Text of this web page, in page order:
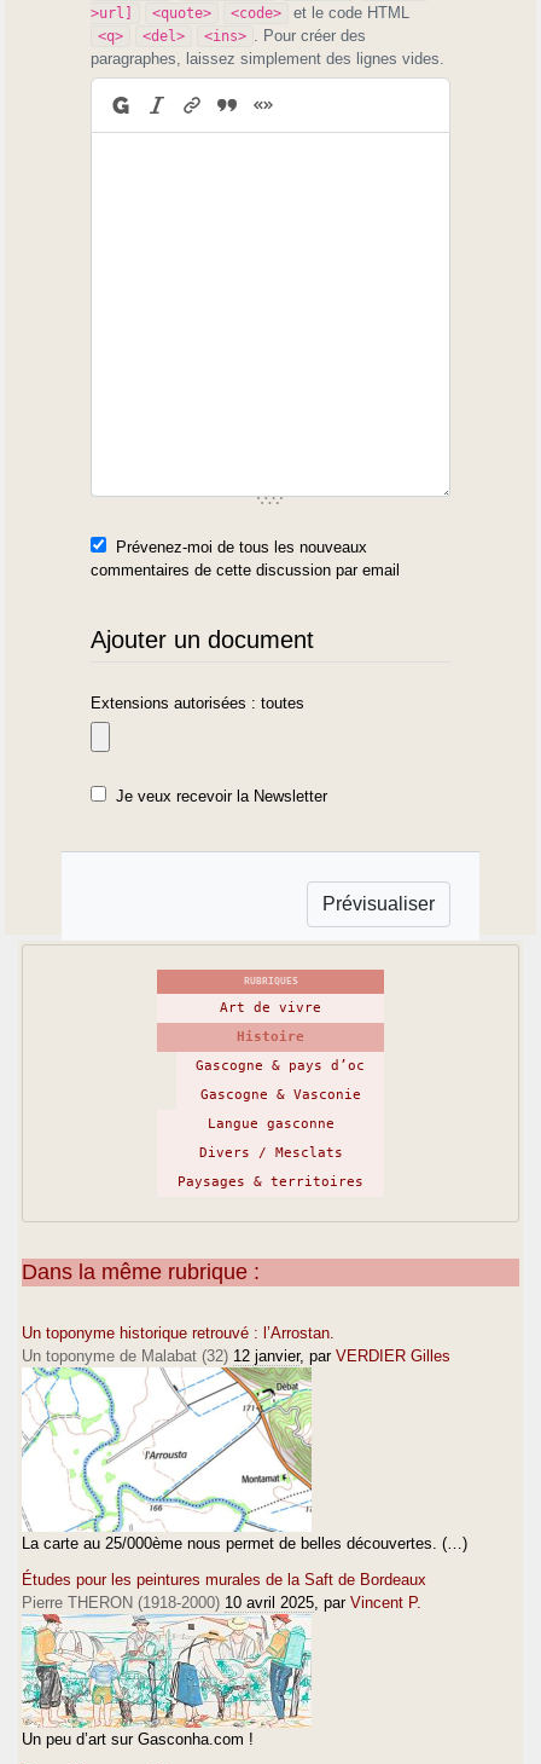
>url] <quote> <code> et le code HTML
<q> <del> <ins>
. Pour créer des
paragraphes, laissez simplement des lignes vides.
Prévenez-moi de tous les nouveaux
commentaires de cette discussion par email
Ajouter un document
Extensions autorisées : toutes
Je veux recevoir la Newsletter
RUBRIQUES
Art de vivre
Histoire
Gascogne & pays d’oc
Gascogne & Vasconie
Langue gasconne
Divers / Mesclats
Paysages & territoires
Dans la même rubrique :
Un toponyme historique retrouvé : l’Arrostan.
Un toponyme de Malabat (32) 12 janvier, par VERDIER Gilles
La carte au 25/000ème nous permet de belles découvertes. (…)
Études pour les peintures murales de la Saft de Bordeaux
Pierre THERON (1918-2000) 10 avril 2025 , par Vincent P.
Un peu d’art sur Gasconha.com !